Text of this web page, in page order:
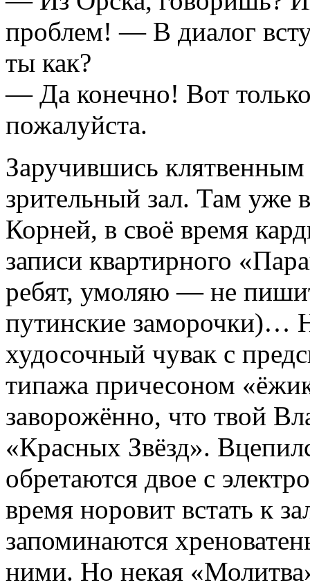
проблем! — В диалог
ты как?
— Да конечно! Вот
пожалуйста.
Заручившись
зрительный зал. Там уже
Корней, в своё время
записи квартирного
ребят, умоляю — не
путинские заморочки)…
худосочный чувак с
типажа причесоном
заворожённо, что твой
«Красных Звёзд».
обретаются двое с
время норовит встать к
запоминаются
ними. Но некая